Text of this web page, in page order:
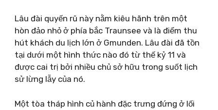
Lâu đài quyến rũ này nằm kiêu hãnh trên một
hòn đảo nhỏ ở phía bắc Traunsee và là điểm thu
hút khách du lịch lớn ở Gmunden. Lâu đài đã tồn
tại dưới một hình thức nào đó từ thế kỷ 11 và
được cai trị bởi nhiều chủ sở hữu trong suốt lịch
sử lừng lẫy của nó.
Một tòa tháp hình củ hành đặc trưng đứng ở lối